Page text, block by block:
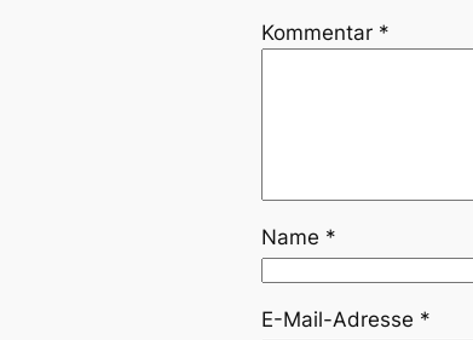
Kommentar *
Name *
E-Mail-Adresse *